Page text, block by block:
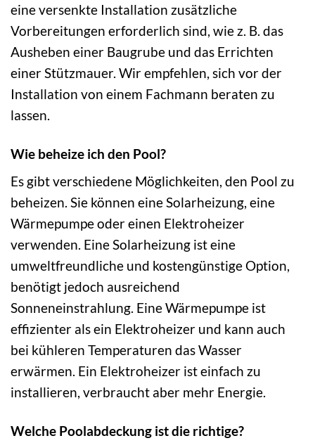
eine versenkte Installation zusätzliche
Vorbereitungen erforderlich sind, wie z. B. das
Ausheben einer Baugrube und das Errichten
einer Stützmauer. Wir empfehlen, sich vor der
Installation von einem Fachmann beraten zu
lassen.
Wie beheize ich den Pool?
Es gibt verschiedene Möglichkeiten, den Pool zu
beheizen. Sie können eine Solarheizung, eine
Wärmepumpe oder einen Elektroheizer
verwenden. Eine Solarheizung ist eine
umweltfreundliche und kostengünstige Option,
benötigt jedoch ausreichend
Sonneneinstrahlung. Eine Wärmepumpe ist
effizienter als ein Elektroheizer und kann auch
bei kühleren Temperaturen das Wasser
erwärmen. Ein Elektroheizer ist einfach zu
installieren, verbraucht aber mehr Energie.
Welche Poolabdeckung ist die richtige?